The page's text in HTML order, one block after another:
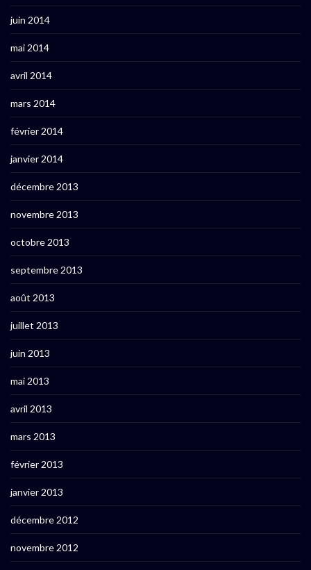
juin 2014
mai 2014
avril 2014
mars 2014
février 2014
janvier 2014
décembre 2013
novembre 2013
octobre 2013
septembre 2013
août 2013
juillet 2013
juin 2013
mai 2013
avril 2013
mars 2013
février 2013
janvier 2013
décembre 2012
novembre 2012